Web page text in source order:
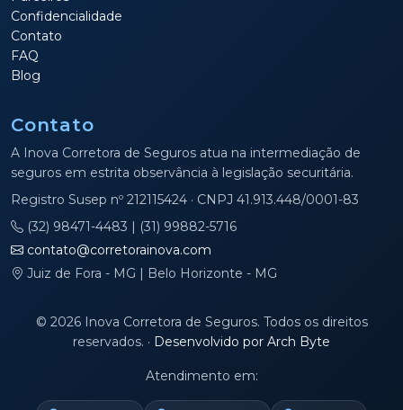
Confidencialidade
Contato
FAQ
Blog
Contato
A Inova Corretora de Seguros atua na intermediação de
seguros em estrita observância à legislação securitária.
Registro Susep nº 212115424 · CNPJ 41.913.448/0001-83
(32) 98471-4483 | (31) 99882-5716
contato@corretorainova.com
Juiz de Fora - MG | Belo Horizonte - MG
© 2026 Inova Corretora de Seguros. Todos os direitos
reservados. · Desenvolvido por Arch Byte
Atendimento em: